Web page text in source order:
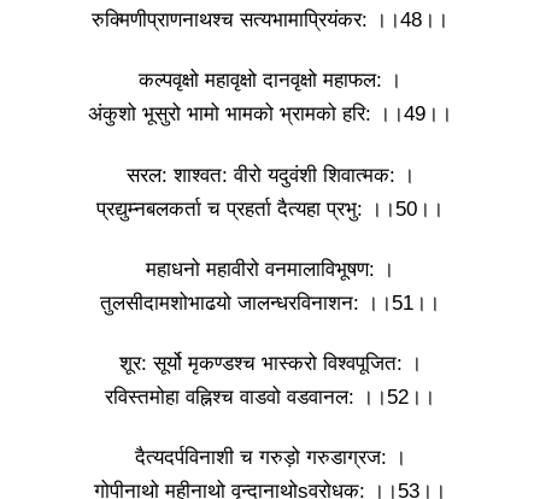
रुक्मिणीप्राणनाथश्च सत्यभामाप्रियंकर: ।।48।।
कल्पवृक्षो महावृक्षो दानवृक्षो महाफल: ।
अंकुशो भूसुरो भामो भामको भ्रामको हरि: ।।49।।
सरल: शाश्वत: वीरो यदुवंशी शिवात्मक: ।
प्रद्युम्नबलकर्ता च प्रहर्ता दैत्यहा प्रभु: ।।50।।
महाधनो महावीरो वनमालाविभूषण: ।
तुलसीदामशोभाढयो जालन्धरविनाशन: ।।51।।
शूर: सूर्यो मृकण्डश्च भास्करो विश्वपूजित: ।
रविस्तमोहा वह्निश्च वाडवो वडवानल: ।।52।।
दैत्यदर्पविनाशी च गरुड़ो गरुडाग्रज: ।
गोपीनाथो महीनाथो वृन्दानाथोsवरोधक: ।।53।।